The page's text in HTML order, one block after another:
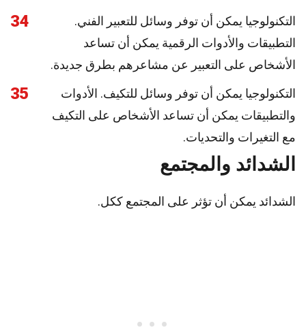
34
التكنولوجيا يمكن أن توفر وسائل للتعبير الفني.
التطبيقات والأدوات الرقمية يمكن أن تساعد
الأشخاص على التعبير عن مشاعرهم بطرق جديدة.
35
التكنولوجيا يمكن أن توفر وسائل للتكيف. الأدوات
والتطبيقات يمكن أن تساعد الأشخاص على التكيف
مع التغيرات والتحديات.
الشدائد والمجتمع
الشدائد يمكن أن تؤثر على المجتمع ككل.